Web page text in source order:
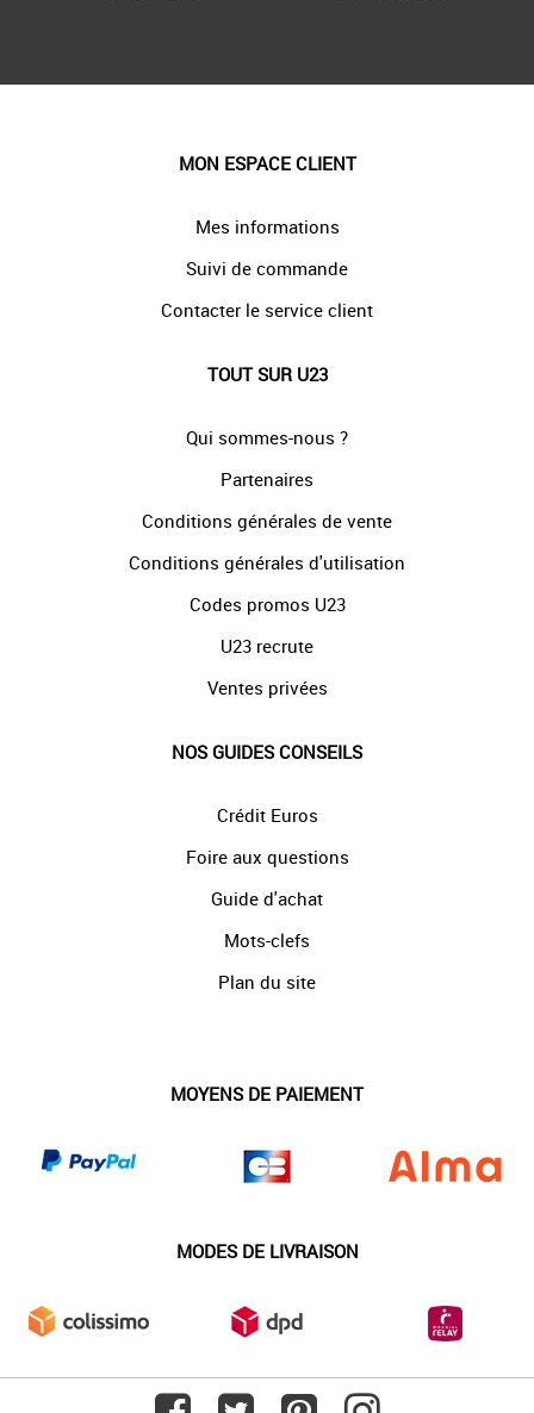
MON ESPACE CLIENT
Mes informations
Suivi de commande
Contacter le service client
TOUT SUR U23
Qui sommes-nous ?
Partenaires
Conditions générales de vente
Conditions générales d'utilisation
Codes promos U23
U23 recrute
Ventes privées
NOS GUIDES CONSEILS
Crédit Euros
Foire aux questions
Guide d'achat
Mots-clefs
Plan du site
MOYENS DE PAIEMENT
MODES DE LIVRAISON